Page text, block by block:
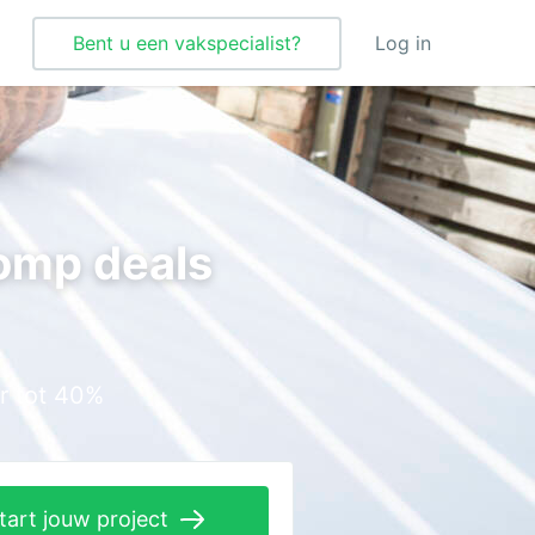
Bent u een vakspecialist? Log in
Vochtbestrijding
deals
40%
jouw project